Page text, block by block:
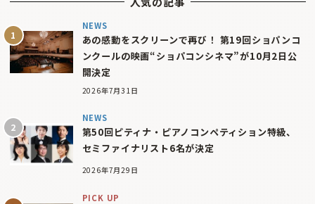
NEWS
あの感動をスクリーンで再び！ 第19回ショパンコ
ンクールの映画“ショパコンシネマ”が10月2日公
開決定
2026年7月31日
NEWS
第50回ピティナ・ピアノコンペティション特級、
セミファイナリスト6名が決定
2026年7月29日
PICK UP